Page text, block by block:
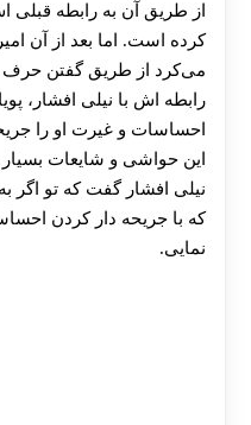
از طریق آن به رابطه قبلی
کرده است. اما بعد از آن
می‌کرد از طریق گفتن حرف
رابطه اش با نیلی افشار،
احساسات و غیرت او را جریحه‌
این حواشی و شایعات
نیلی افشار گفت که تو اگر
که با جریحه دار کردن
نمایی.